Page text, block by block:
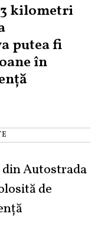
kilometri
putea fi
în
Autostrada
de